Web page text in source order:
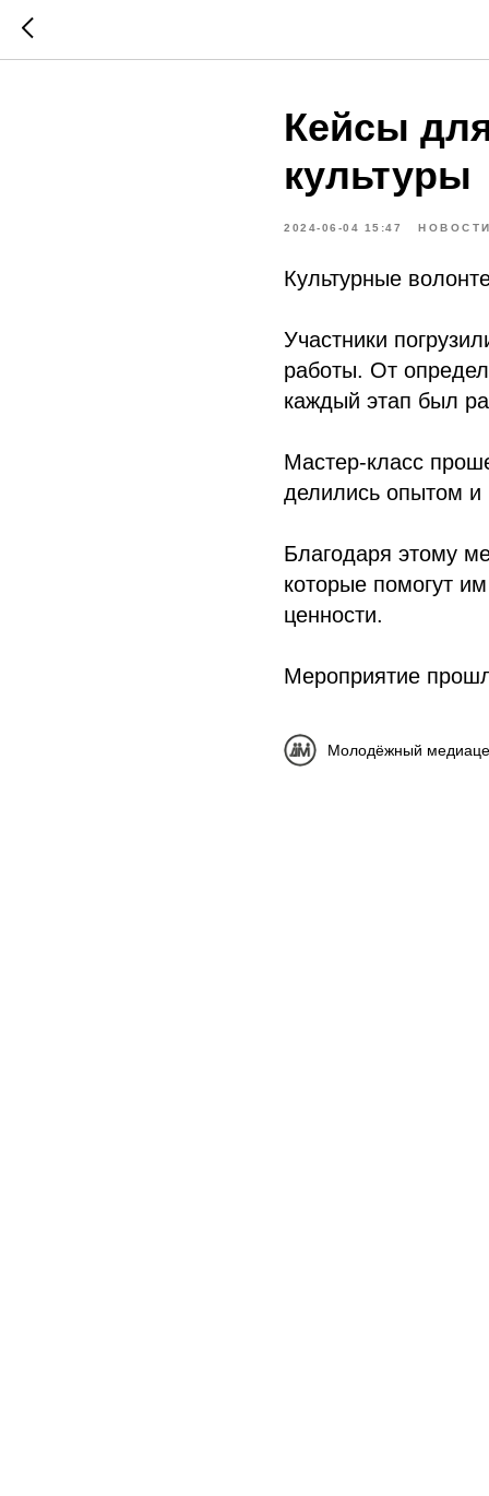
Кейсы
культуры
2024-06-04 15:47
Культурные
Участники
работы. От
каждый этап был
Мастер-класс
делились опытом и
Благодаря этому
которые помогут
ценности.
Мероприятие
Молодёжный